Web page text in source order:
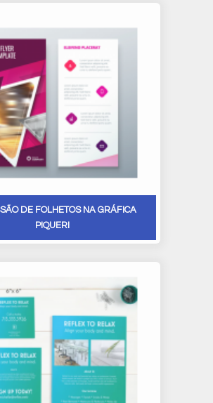
DE FOLHETOS NA GRÁFICA
PIQUERI